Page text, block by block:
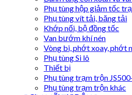
Phụ tùng hộp giảm tốc
Phụ tùng vít tải, băng tải
Khớp nối, bộ đồng tốc
Van bướm khí nén
Vòng bi, phớt xoay, phớt
Phụ tùng Si lô
Thiết bị
Phụ tùng trạm trộn
Phụ tùng trạm trộn khác